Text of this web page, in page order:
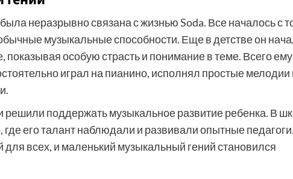
неразрывно связана с жизнью Soda. Все началось с
музыкальные способности. Еще в детстве он
показывая особую страсть и понимание в теме. Всего ему
играл на пианино, исполнял простые мелодии
решили поддержать музыкальное развитие ребенка. В
его талант наблюдали и развивали опытные педагоги.
всех, и маленький музыкальный гений становился